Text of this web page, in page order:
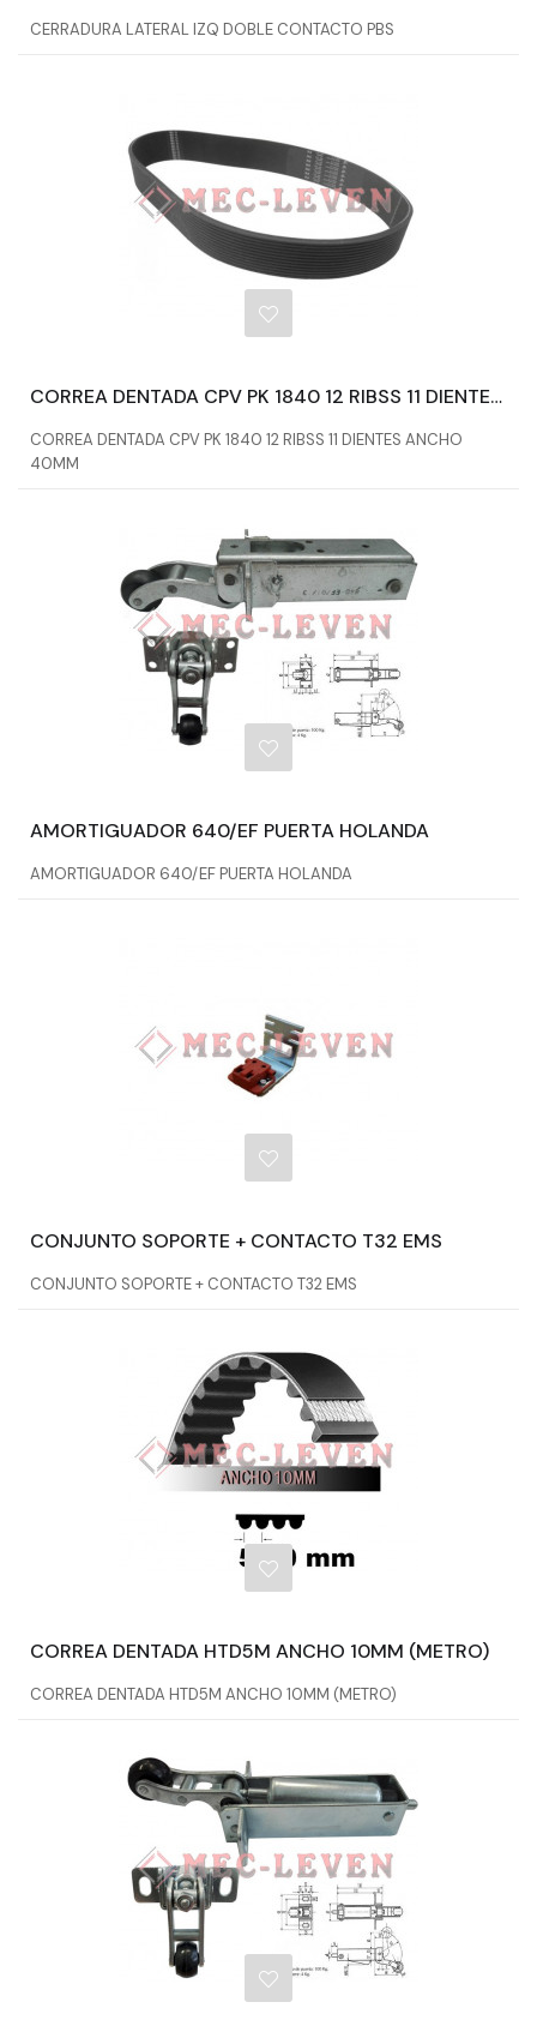
CERRADURA LATERAL IZQ DOBLE CONTACTO PBS
CORREA DENTADA CPV PK 1840 12 RIBSS 11 DIENTES ANCHO 40MM
CORREA DENTADA CPV PK 1840 12 RIBSS 11 DIENTES ANCHO
40MM
AMORTIGUADOR 640/EF PUERTA HOLANDA
AMORTIGUADOR 640/EF PUERTA HOLANDA
CONJUNTO SOPORTE + CONTACTO T32 EMS
CONJUNTO SOPORTE + CONTACTO T32 EMS
CORREA DENTADA HTD5M ANCHO 10MM (METRO)
CORREA DENTADA HTD5M ANCHO 10MM (METRO)